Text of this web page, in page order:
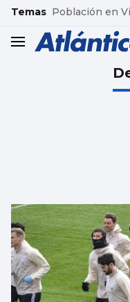
common.go-to-content
Temas Población en
header.menu.open